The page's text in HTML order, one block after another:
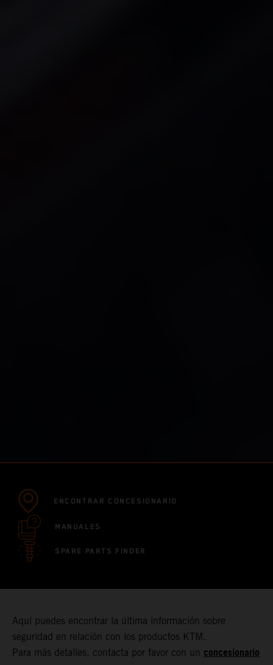
ENCONTRAR CONCESIONARIO
MANUALES
SPARE PARTS FINDER
Aquí puedes encontrar la última información sobre
seguridad en relación con los productos KTM.
Para más detalles, contacta por favor con un concesionario